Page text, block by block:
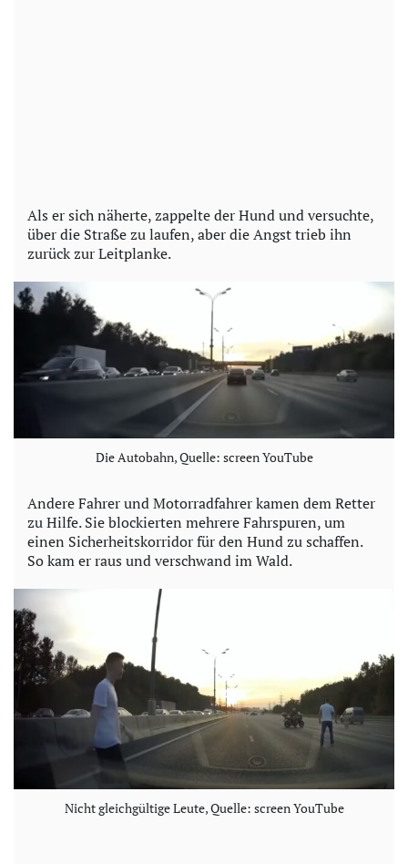
Als er sich näherte, zappelte der Hund und versuchte,
über die Straße zu laufen, aber die Angst trieb ihn
zurück zur Leitplanke.
Die Autobahn, Quelle: screen YouTube
Andere Fahrer und Motorradfahrer kamen dem Retter
zu Hilfe. Sie blockierten mehrere Fahrspuren, um
einen Sicherheitskorridor für den Hund zu schaffen.
So kam er raus und verschwand im Wald.
Nicht gleichgültige Leute, Quelle: screen YouTube